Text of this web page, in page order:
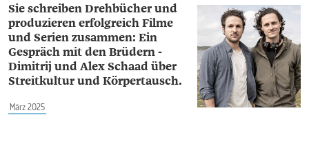
Sie schreiben Drehbücher und
produzieren erfolgreich Filme
und Serien zusammen: Ein
Gespräch mit den Brüdern ­
Dimitrij und ­Alex Schaad über
Streitkultur und Körpertausch.
März 2025